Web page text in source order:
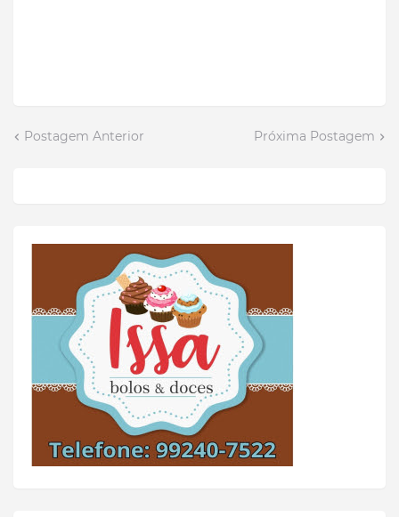
Postagem Anterior Próxima Postagem